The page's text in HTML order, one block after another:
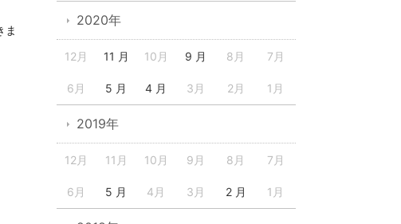
ま
2020年
12月 11 月 10月 9 月 8月 7月
6月 5 月 4 月 3月 2月 1月
2019年
12月 11月 10月 9月 8月 7月
6月 5 月 4月 3月 2 月 1月